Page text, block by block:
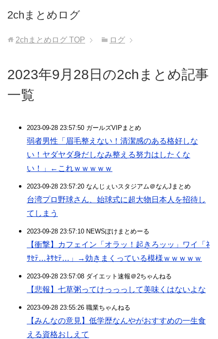
2chまとめログ
2chまとめログ TOP ログ
2023年9月28日の2chまとめ記事
一覧
2023-09-28 23:57:50 ガールズVIPまとめ
弱者男性「眉毛整えない！清潔感のある格好しな
い！ヤダヤダ身だしなみ整える努力はしたくな
い！」←これｗｗｗｗｗ
2023-09-28 23:57:20 なんじぇいスタジアム＠なんJまとめ
台湾プロ野球さん、始球式に超大物日本人を招待し
てしまう
2023-09-28 23:57:10 NEWSぽけまとめーる
【衝撃】カフェイン「オラッ！起きろッッ」ワイ「ﾈ
ｻｾﾃ…ﾈｻｾﾃ…」→効きまくっている模様ｗｗｗｗｗ
2023-09-28 23:57:08 ダイエット速報＠2ちゃんねる
【悲報】七草粥ってけっっっして美味くはないよな
2023-09-28 23:55:26 職業ちゃんねる
【みんなの意見】低学歴なんやがおすすめの一生食
える資格おしえて